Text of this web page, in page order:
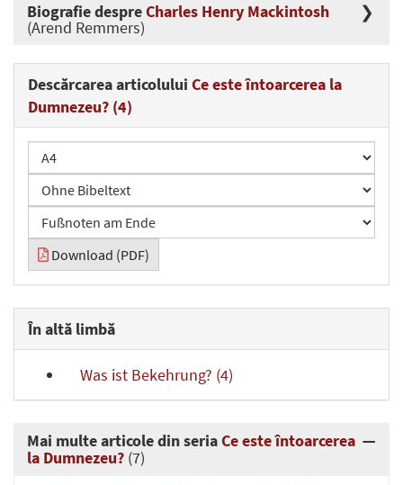
Biografie despreCharles Henry Mackintosh
(Arend Remmers)
Descărcarea articolului Ce este întoarcerea la
Dumnezeu? (4)
Download (PDF)
În altă limbă
Was ist Bekehrung? (4)
Mai multe articole din seriaCe este întoarcerea
la Dumnezeu? (7)